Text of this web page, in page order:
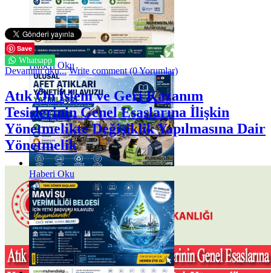
Haberi Oku
Haberi Oku
Save
Whatsapp
Devamını oku... Write comment (0 Yorumlar)
Atık Ön İşlem ve Geri Kazanım
Tesislerinin Genel Esaslarına İlişkin
Yönetmelikte Değişiklik Yapılmasına Dair
Yönetmelik